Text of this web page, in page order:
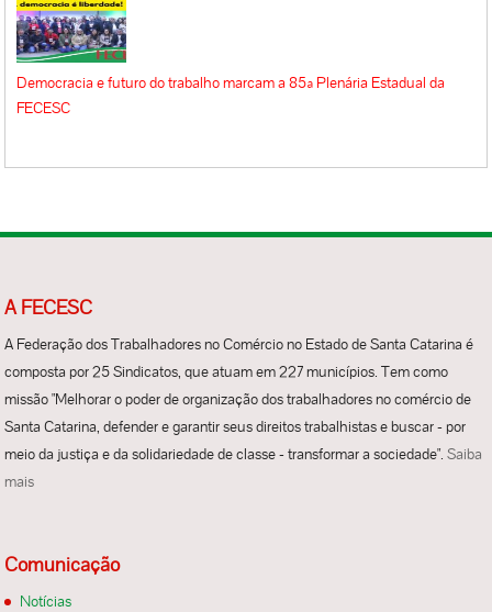
Democracia e futuro do trabalho marcam a 85ª Plenária Estadual da
FECESC
A FECESC
A Federação dos Trabalhadores no Comércio no Estado de Santa Catarina é
composta por 25 Sindicatos, que atuam em 227 municípios. Tem como
missão "Melhorar o poder de organização dos trabalhadores no comércio de
Santa Catarina, defender e garantir seus direitos trabalhistas e buscar - por
meio da justiça e da solidariedade de classe - transformar a sociedade".Saiba
mais
Comunicação
Notícias